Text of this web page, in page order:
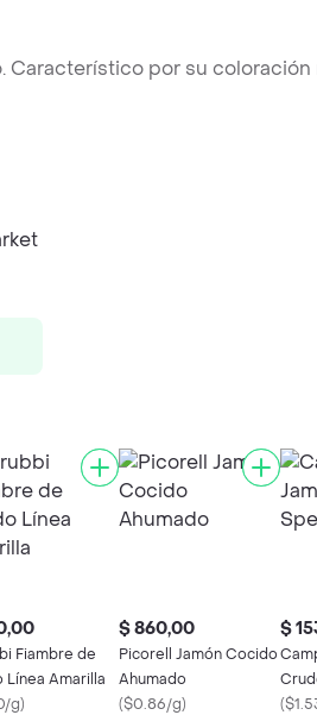
por su coloración
Fiambre de
Línea Amarilla
g)
$ 860,00
Picorell Jamón Cocido
Ahumado
($0.86/g)
$
(